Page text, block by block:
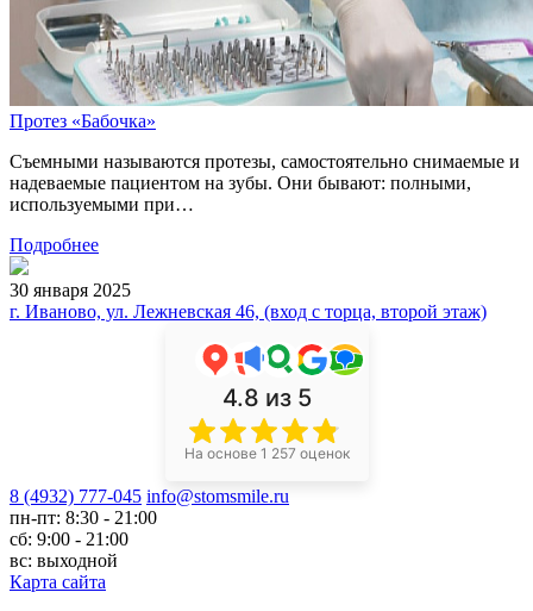
Протез «Бабочка»
Съемными называются протезы, самостоятельно снимаемые и
надеваемые пациентом на зубы. Они бывают: полными,
используемыми при…
Подробнее
30 января 2025
г. Иваново, ул. Лежневская 46, (вход с торца, второй этаж)
4.8 из 5
На основе 1 257 оценок
8 (4932) 777-045 info@stomsmile.ru
пн-пт: 8:30 - 21:00
сб: 9:00 - 21:00
вс: выходной
Карта сайта